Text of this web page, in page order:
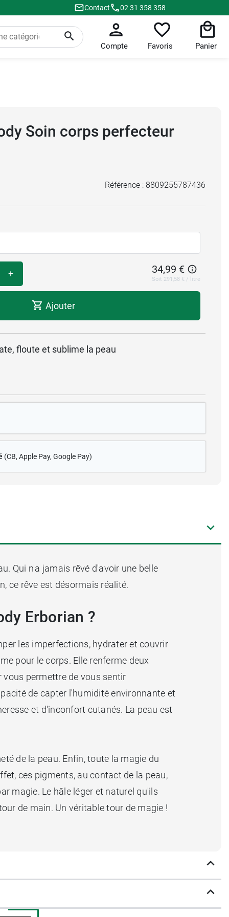
Contact 02 31 358 358
Compte Favoris Panier
Soin corps perfecteur
Référence : 8809255787436
+ 34,99 €
Soit 291,58 € / litre
Ajouter
floute et sublime la peau
(CB, Apple Pay, Google Pay)
Qui n'a jamais rêvé d'avoir une belle
ce rêve est désormais réalité.
Erborian ?
les imperfections, hydrater et couvrir
pour le corps. Elle renferme deux
permettre de vous sentir
de capter l'humidité environnante et
et d'inconfort cutanés. La peau est
de la peau. Enfin, toute la magie du
ces pigments, au contact de la peau,
magie. Le hâle léger et naturel qu'ils
de main. Un véritable tour de magie !